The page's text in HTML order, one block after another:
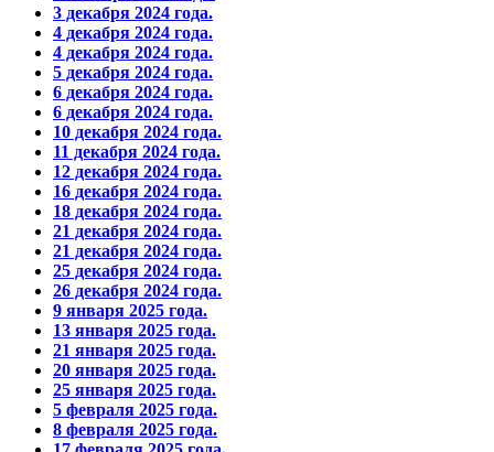
3 декабря 2024 года.
4 декабря 2024 года.
4 декабря 2024 года.
5 декабря 2024 года.
6 декабря 2024 года.
6 декабря 2024 года.
10 декабря 2024 года.
11 декабря 2024 года.
12 декабря 2024 года.
16 декабря 2024 года.
18 декабря 2024 года.
21 декабря 2024 года.
21 декабря 2024 года.
25 декабря 2024 года.
26 декабря 2024 года.
9 января 2025 года.
13 января 2025 года.
21 января 2025 года.
20 января 2025 года.
25 января 2025 года.
5 февраля 2025 года.
8 февраля 2025 года.